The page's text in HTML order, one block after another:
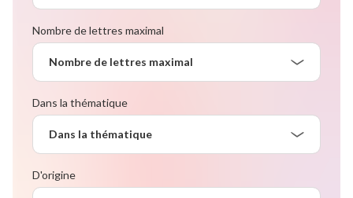
Nombre de lettres maximal
Nombre de lettres maximal
Dans la thématique
Dans la thématique
D'origine